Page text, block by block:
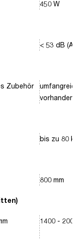
Zubehör
450 W
< 53 dB (A)
vorhanden
bis zu 80 kg
800 mm
1400 - 2000